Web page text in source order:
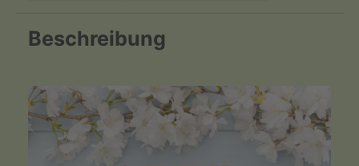
Beschreibung